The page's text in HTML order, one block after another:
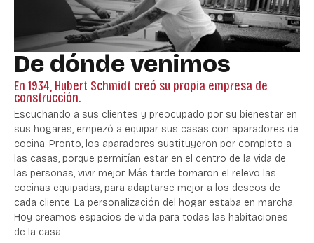
De dónde venimos
En 1934, Hubert Schmidt creó su propia empresa de
construcción.
Escuchando a sus clientes y preocupado por su bienestar en
sus hogares, empezó a equipar sus casas con aparadores de
cocina. Pronto, los aparadores sustituyeron por completo a
las casas, porque permitían estar en el centro de la vida de
las personas, vivir mejor. Más tarde tomaron el relevo las
cocinas equipadas, para adaptarse mejor a los deseos de
cada cliente. La personalización del hogar estaba en marcha.
Hoy creamos espacios de vida para todas las habitaciones
de la casa.